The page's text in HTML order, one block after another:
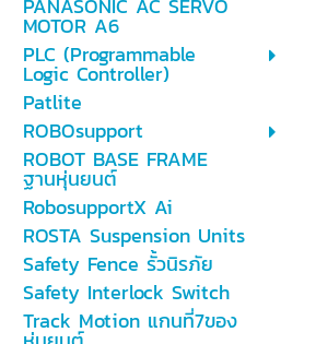
PANASONIC AC SERVO
MOTOR A6
PLC (Programmable
Logic Controller)
Patlite
ROBOsupport
ROBOT BASE FRAME
ฐานหุ่นยนต์
RobosupportX Ai
ROSTA Suspension Units
Safety Fence รั้วนิรภัย
Safety Interlock Switch
Track Motion แกนที่7ของ